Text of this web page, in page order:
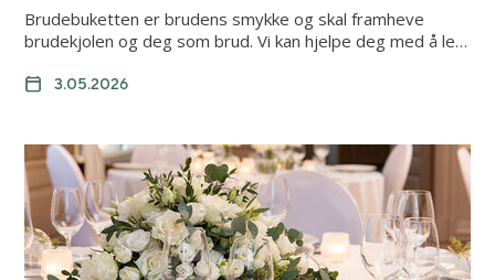
Brudebuketten er brudens smykke og skal framheve
brudekjolen og deg som brud. Vi kan hjelpe deg med å le…
3.05.2026